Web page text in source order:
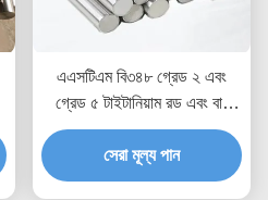
এএসটিএম বি৩৪৮ গ্রেড ২ এবং
গ্রেড ৫ টাইটানিয়াম রড এবং বার
বায়োকম্প্যাটিবল এবং জারা প্রতিরোধী
বৈশিষ্ট্য সহ মেডিকেল
অ্যাপ্লিকেশনগুলির জন্য
সেরা মূল্য পান